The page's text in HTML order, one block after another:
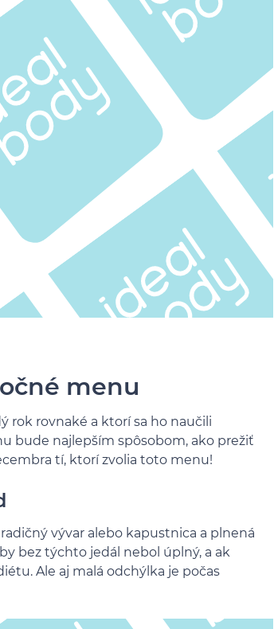
menu
rok rovnaké a ktorí sa ho naučili
bude najlepším spôsobom, ako prežiť
tí, ktorí zvolia toto menu!
vývar alebo kapustnica a plnená
bez týchto jedál nebol úplný, a ak
Ale aj malá odchýlka je počas